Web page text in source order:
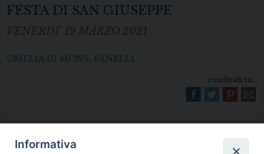
FESTA DI SAN GIUSEPPE
VENERDI' 19 MARZO 2021
OMELIA DI MONS. FANELLI
condividi su...
Informativa